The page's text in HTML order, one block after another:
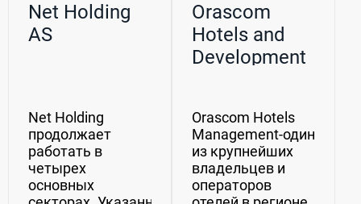
Net Holding
AS
Net Holding
продолжает
работать в
четырех
основных
Orascom
Hotels and
Development
Orascom Hotels
Management-один
из крупнейших
владельцев и
операторов